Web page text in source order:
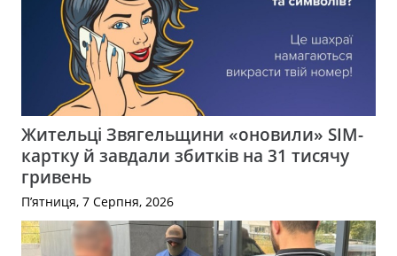
Жительці Звягельщини «оновили» SIM-
картку й завдали збитків на 31 тисячу
гривень
П’ятниця, 7 Серпня, 2026